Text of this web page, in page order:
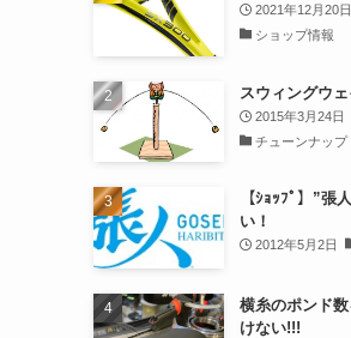
2021年12月20日
ショップ情報
スウィングウ
2015年3月24日
チューンナップ
【ｼｮｯﾌﾟ】”張
い！
2012年5月2日
横糸のポンド
けない!!!